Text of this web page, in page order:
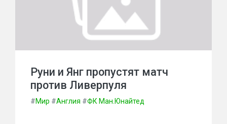
Руни и Янг пропустят матч
против Ливерпуля
#Мир #Англия #ФК Ман.Юнайтед